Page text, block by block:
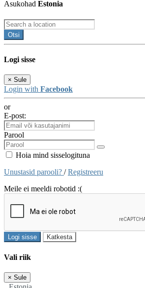
Asukohad Estonia
Otsi
Logi sisse
× Sule
Login with Facebook
or
E-post:
Parool
Hoia mind sisselogituna
Unustasid parooli? /Registreeru
Meile ei meeldi robotid :(
Logi sisse Katkesta
Vali riik
× Sule